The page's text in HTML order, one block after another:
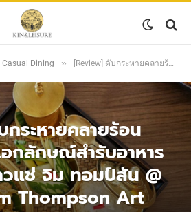
Casual Dining » [Review] ดับกระหายคลายร้อน พร้อมสัมผัสเอกลักษณ์สำรับอาหารไทย กับชุดข้าวแช่ จิม ทอมป์สัน @ JT Café , Jim Thompson Art Center
ระหายคลายร้อน
กลักษณ์สำรับอาหาร
แช่ จิม ทอมป์สัน @
Thompson Art